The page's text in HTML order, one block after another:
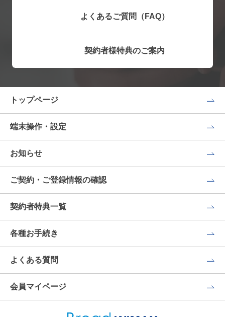
よくあるご質問（FAQ）
契約者様特典のご案内
トップページ
端末操作・設定
お知らせ
ご契約・ご登録情報の確認
契約者特典一覧
各種お手続き
よくある質問
会員マイページ